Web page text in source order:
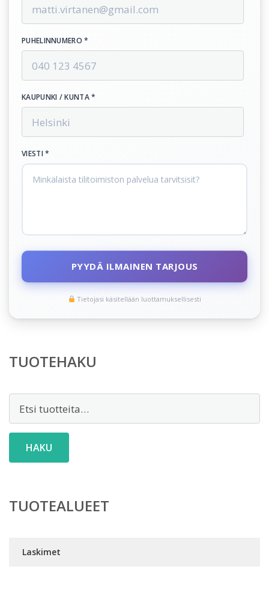
PUHELINNUMERO *
KAUPUNKI / KUNTA *
VIESTI *
PYYDÄ ILMAINEN TARJOUS
Tietojasi käsitellään luottamuksellisesti
TUOTEHAKU
HAKU
TUOTEALUEET
Laskimet